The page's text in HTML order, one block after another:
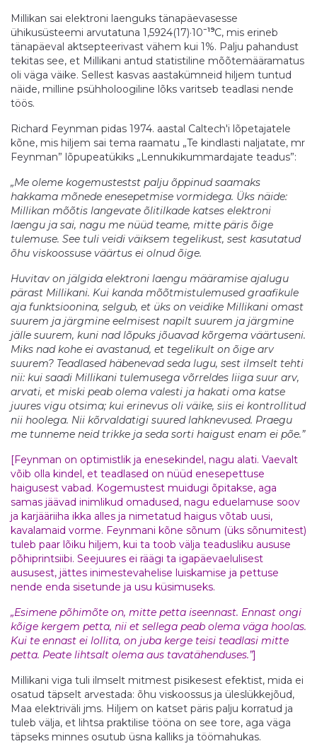
Millikan sai elektroni laenguks tänapäevasesse
ühikusüsteemi arvutatuna 1,5924(17)·10−19C, mis erineb
tänapäeval aktsepteerivast vähem kui 1%. Palju pahandust
tekitas see, et Millikani antud statistiline mõõtemääramatus
oli väga väike. Sellest kasvas aastakümneid hiljem tuntud
näide, milline psühholoogiline lõks varitseb teadlasi nende
töös.
Richard Feynman pidas 1974. aastal Caltech'i lõpetajatele
kõne, mis hiljem sai tema raamatu „Te kindlasti naljatate, mr
Feynman” lõpupeatükiks „Lennukikummardajate teadus”:
„Me oleme kogemustestst palju õppinud saamaks
hakkama mõnede enesepetmise vormidega. Üks näide:
Millikan mõõtis langevate õlitilkade katses elektroni
laengu ja sai, nagu me nüüd teame, mitte päris õige
tulemuse. See tuli veidi väiksem tegelikust, sest kasutatud
õhu viskoossuse väärtus ei olnud õige.
Huvitav on jälgida elektroni laengu määramise ajalugu
pärast Millikani. Kui kanda mõõtmistulemused graafikule
aja funktsioonina, selgub, et üks on veidike Millikani omast
suurem ja järgmine eelmisest napilt suurem ja järgmine
jälle suurem, kuni nad lõpuks jõuavad kõrgema väärtuseni.
Miks nad kohe ei avastanud, et tegelikult on õige arv
suurem? Teadlased häbenevad seda lugu, sest ilmselt tehti
nii: kui saadi Millikani tulemusega võrreldes liiga suur arv,
arvati, et miski peab olema valesti ja hakati oma katse
juures vigu otsima; kui erinevus oli väike, siis ei kontrollitud
nii hoolega. Nii kõrvaldatigi suured lahknevused. Praegu
me tunneme neid trikke ja seda sorti haigust enam ei põe.”
[Feynman on optimistlik ja enesekindel, nagu alati. Vaevalt
võib olla kindel, et teadlased on nüüd enesepettuse
haigusest vabad. Kogemustest muidugi õpitakse, aga
samas jäävad inimlikud omadused, nagu eduelamuse soov
ja karjääriiha ikka alles ja nimetatud haigus võtab uusi,
kavalamaid vorme. Feynmani kõne sõnum (üks sõnumitest)
tuleb paar lõiku hiljem, kui ta toob välja teadusliku aususe
põhiprintsiibi. Seejuures ei räägi ta igapäevaelulisest
aususest, jättes inimestevahelise luiskamise ja pettuse
nende enda sisetunde ja usu küsimuseks.
„Esimene põhimõte on, mitte petta iseennast. Ennast ongi
kõige kergem petta, nii et sellega peab olema väga hoolas.
Kui te ennast ei lollita, on juba kerge teisi teadlasi mitte
petta. Peate lihtsalt olema aus tavatähenduses.”]
Millikani viga tuli ilmselt mitmest pisikesest efektist, mida ei
osatud täpselt arvestada: õhu viskoossus ja üleslükkejõud,
Maa elektriväli jms. Hiljem on katset päris palju korratud ja
tuleb välja, et lihtsa praktilise tööna on see tore, aga väga
täpseks minnes osutub üsna kalliks ja töömahukas.